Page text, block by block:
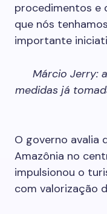
procedimentos e
que nós
importante
Márcio Jerry:
medidas já
O governo avalia
Amazônia no
impulsionou o
com valorização